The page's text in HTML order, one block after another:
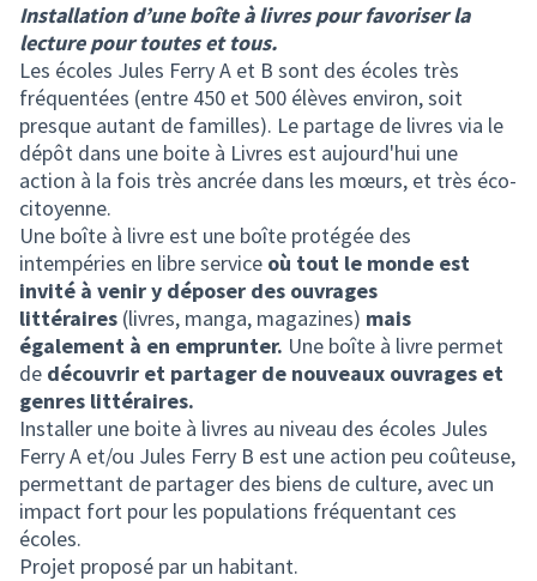
Installation d’une boîte à livres pour favoriser la
lecture pour toutes et tous.
Les écoles Jules Ferry A et B sont des écoles très
fréquentées (entre 450 et 500 élèves environ, soit
presque autant de familles). Le partage de livres via le
dépôt dans une boite à Livres est aujourd'hui une
action à la fois très ancrée dans les mœurs, et très éco-
citoyenne.
Une boîte à livre est une boîte protégée des
intempéries en libre service où tout le monde est
invité à venir y déposer des ouvrages
littéraires (livres, manga, magazines) mais
également à en emprunter. Une boîte à livre permet
de découvrir et partager de nouveaux ouvrages et
genres littéraires.
Installer une boite à livres au niveau des écoles Jules
Ferry A et/ou Jules Ferry B est une action peu coûteuse,
permettant de partager des biens de culture, avec un
impact fort pour les populations fréquentant ces
écoles.
Projet proposé par un habitant.